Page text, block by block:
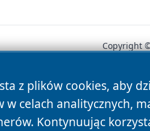
z plików cookies, aby
w celach analitycznych,
Kontynuując
Copyright
News